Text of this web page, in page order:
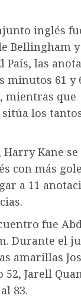
inglés
Bellingham
País, las
minutos 61 y
mientras que
los
Harry Kane
con más
a 11
fue
Durante el
amarillas
Jarell
83.